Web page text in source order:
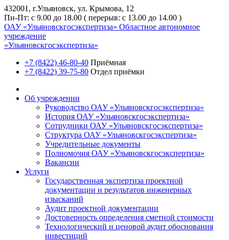
432001, г.Ульяновск, ул. Крымова, 12
Пн-Пт: с 9.00 до 18.00 ( перерыв: с 13.00 до 14.00 )
ОАУ «Ульяновскгосэкспертиза» Областное автономное
учреждение
«Ульяновскгосэкспертиза»
+7 (8422) 46-80-40 Приёмная
+7 (8422) 39-75-80 Отдел приёмки
Об учреждении
Руководство ОАУ «Ульяновскгосэкспертиза»
История ОАУ «Ульяновскгосэкспертиза»
Сотрудники ОАУ «Ульяновскгосэкспертиза»
Структура ОАУ «Ульяновскгосэкспертиза»
Учредительные документы
Полномочия ОАУ «Ульяновскгосэкспертиза»
Вакансии
Услуги
Государственная экспертиза проектной
документации и результатов инженерных
изысканий
Аудит проектной документации
Достоверность определения сметной стоимости
Технологический и ценовой аудит обоснования
инвестиций